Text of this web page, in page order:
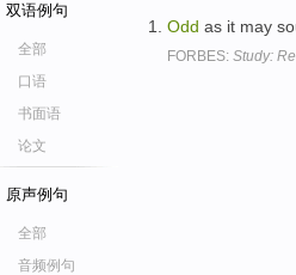
双语例句
全部
口语
书面语
论文
原声例句
全部
音频例句
Odd as it may
FORBES: Study: